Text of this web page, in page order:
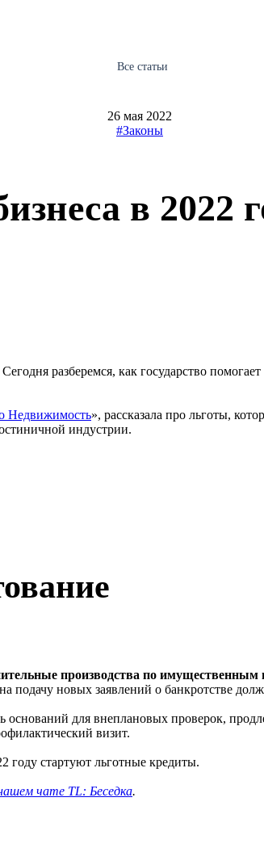
Все статьи
26 мая 2022
#Законы
в 2022
разберемся, как государство
Недвижимость», рассказала про льготы,
индустрии.
производства по
подачу новых заявлений о банкротстве
для внеплановых проверок,
визит.
стартуют льготные кредиты.
чате TL: Беседка.